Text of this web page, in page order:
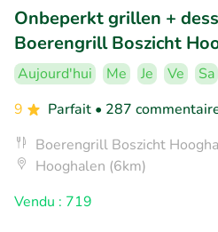
Onbeperkt grillen +
Boerengrill Boszicht
Aujourd'hui Me Je Ve
Sa
9
Parfait • 287
Boerengrill Boszicht
Hooghalen (6km)
Vendu : 719